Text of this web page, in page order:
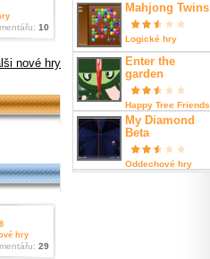
10
nové hry
hry
29
Mahjong Twins
Logické hry
Enter the
garden
Happy Tree Friends
My Diamond
Beta
Oddechové hry